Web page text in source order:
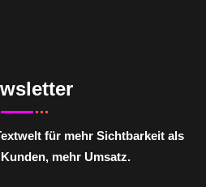
für mehr Sichtbarkeit als
mehr Umsatz.